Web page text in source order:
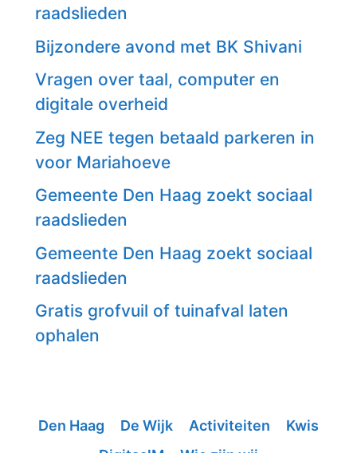
raadslieden
Bijzondere avond met BK Shivani
Vragen over taal, computer en
digitale overheid
Zeg NEE tegen betaald parkeren in
voor Mariahoeve
Gemeente Den Haag zoekt sociaal
raadslieden
Gemeente Den Haag zoekt sociaal
raadslieden
Gratis grofvuil of tuinafval laten
ophalen
Den Haag De Wijk Activiteiten
Kwis